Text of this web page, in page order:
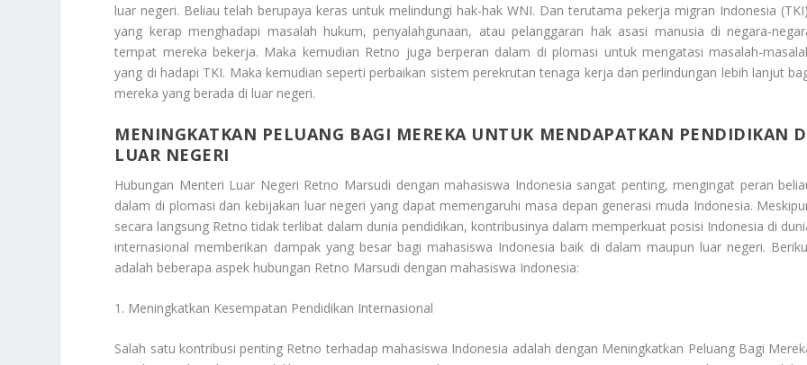
luar negeri. Beliau telah berupaya keras untuk melindungi hak-hak WNI. Dan terutama pekerja migran Indonesia
yang kerap menghadapi masalah hukum, penyalahgunaan, atau pelanggaran hak asasi manusia di negara-
tempat mereka bekerja. Maka kemudian Retno juga berperan dalam di plomasi untuk mengatasi masalah-
yang di hadapi TKI. Maka kemudian seperti perbaikan sistem perekrutan tenaga kerja dan perlindungan lebih lanjut
mereka yang berada di luar negeri.
MENINGKATKAN PELUANG BAGI MEREKA UNTUK MENDAPATKAN PENDIDIKAN
LUAR NEGERI
Hubungan Menteri Luar Negeri Retno Marsudi dengan mahasiswa Indonesia sangat penting, mengingat peran
dalam di plomasi dan kebijakan luar negeri yang dapat memengaruhi masa depan generasi muda Indonesia.
secara langsung Retno tidak terlibat dalam dunia pendidikan, kontribusinya dalam memperkuat posisi Indonesia di
internasional memberikan dampak yang besar bagi mahasiswa Indonesia baik di dalam maupun luar negeri.
adalah beberapa aspek hubungan Retno Marsudi dengan mahasiswa Indonesia:
1. Meningkatkan Kesempatan Pendidikan Internasional
Salah satu kontribusi penting Retno terhadap mahasiswa Indonesia adalah dengan Meningkatkan Peluang Bagi